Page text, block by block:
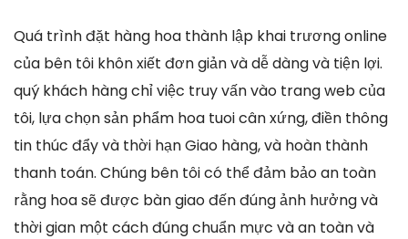
Quá trình đặt hàng hoa thành lập khai trương online
của bên tôi khôn xiết đơn giản và dễ dàng và tiện lợi.
quý khách hàng chỉ việc truy vấn vào trang web của
tôi, lựa chọn sản phẩm hoa tuoi cân xứng, điền thông
tin thúc đẩy và thời hạn Giao hàng, và hoàn thành
thanh toán. Chúng bên tôi có thể đảm bảo an toàn
rằng hoa sẽ được bàn giao đến đúng ảnh hưởng và
thời gian một cách đúng chuẩn mực và an toàn và